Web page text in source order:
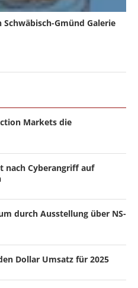
Gmünd Galerie
Markets die
Cyberangriff auf
durch Ausstellung über NS-
Dollar Umsatz für 2025